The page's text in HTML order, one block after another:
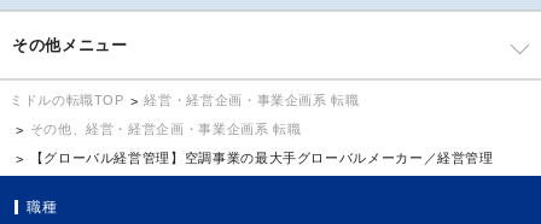
その他メニュー
ミドルの転職TOP
経営・経営企画・事業企画系 転職
その他、経営・経営企画・事業企画系 転職
【グローバル経営管理】空調事業の最大手グローバルメーカー／経営管理
職種